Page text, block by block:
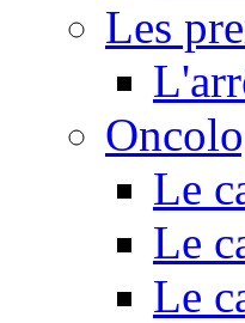
Les
Le
Le
Le